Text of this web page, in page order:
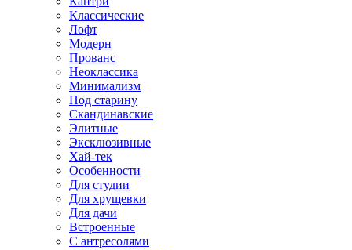
Классические
Лофт
Модерн
Прованс
Неоклассика
Минимализм
Под старину
Скандинавские
Элитные
Эксклюзивные
Хай-тек
Особенности
Для студии
Для хрущевки
Для дачи
Встроенные
С антресолями